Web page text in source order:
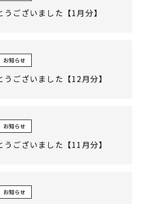
ございました【1月分】
お知らせ
ございました【12月分】
お知らせ
ございました【11月分】
お知らせ